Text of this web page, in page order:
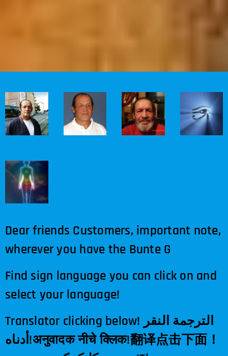
Dear friends Customers, important note,
wherever you have the Bunte G
Find sign language you can click on and
select your language!
Translator clicking below! الترجمة النقر
أدناه!अनुवादक नीचे क्लिक!翻译点击下面！